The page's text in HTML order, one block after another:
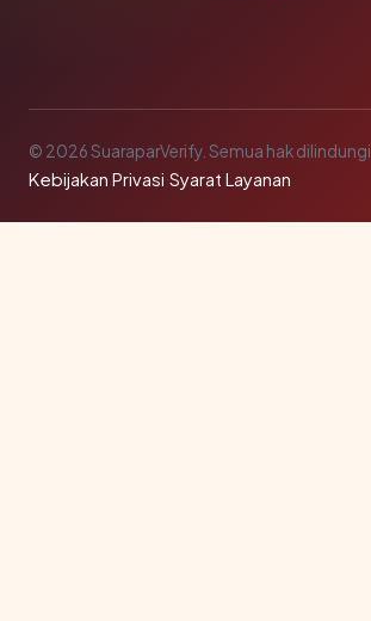
© 2026 SuaraparVerify. Semua hak dilindungi.
Kebijakan Privasi·Syarat Layanan